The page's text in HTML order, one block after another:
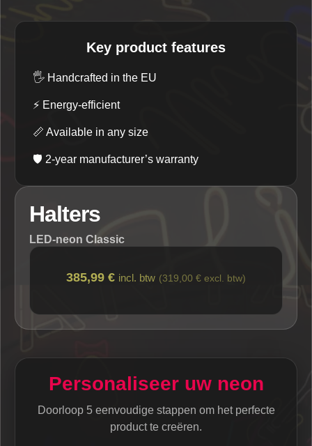
Key product features
🖐️ Handcrafted in the EU
⚡ Energy-efficient
📏 Available in any size
🛡️ 2-year manufacturer’s warranty
Halters
LED-neon Classic
385,99 € incl. btw (319,00 € excl. btw)
Personaliseer uw neon
Doorloop 5 eenvoudige stappen om het perfecte
product te creëren.